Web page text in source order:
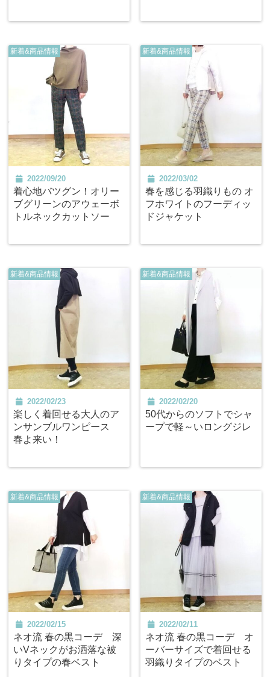
新着&商品情報
2022/09/20
着心地バツグン！オリー
ブグリーンのアウェーボ
トルネックカットソー
新着&商品情報
2022/03/02
春を感じる羽織りもの オ
フホワイトのフーディッ
ドジャケット
新着&商品情報
2022/02/23
楽しく着回せる大人のア
ンサンブルワンピース
春よ来い！
新着&商品情報
2022/02/20
50代からのソフトでシャ
ープで軽～いロングジレ
新着&商品情報
2022/02/15
ネオ流 春の黒コーデ 深
いVネックがお洒落な被
りタイプの春ベスト
新着&商品情報
2022/02/11
ネオ流 春の黒コーデ オ
ーバーサイズで着回せる
羽織りタイプのベスト